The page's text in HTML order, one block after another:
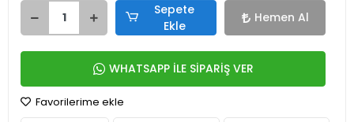
Sepete
Ekle
Hemen Al
WHATSAPP İLE SİPARİŞ VER
Favorilerime ekle